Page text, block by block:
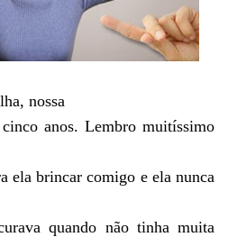
nossa
anos. Lembro muitíssimo
ela brincar comigo e ela nunca
quando não tinha muita